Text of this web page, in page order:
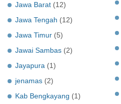
Jawa Barat (12)
Jawa Tengah (12)
Jawa Timur (5)
Jawai Sambas (2)
Jayapura (1)
jenamas (2)
Kab Bengkayang (1)